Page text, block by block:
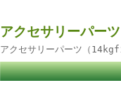
アクセサリーパー
アクセサリーパーツ（14kgf